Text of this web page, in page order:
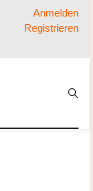
Anmelden
Registrieren